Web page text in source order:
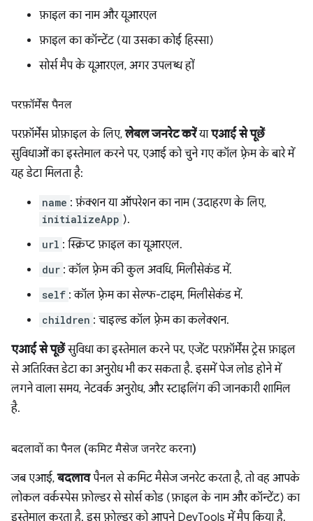
फ़ाइल का नाम और यूआरएल
फ़ाइल का कॉन्टेंट (या उसका कोई हिस्सा)
सोर्स मैप के यूआरएल, अगर उपलब्ध हों
परफ़ॉर्मेंस पैनल
परफ़ॉर्मेंस प्रोफ़ाइल के लिए,लेबल जनरेट करेंयाएआई से पूछें
सुविधाओं का इस्तेमाल करने पर, एआई को चुने गए कॉल फ़्रेम के बारे में
यह डेटा मिलता है:
name : फ़ंक्शन या ऑपरेशन का नाम (उदाहरण के लिए,
initializeApp ).
url : स्क्रिप्ट फ़ाइल का यूआरएल.
dur : कॉल फ़्रेम की कुल अवधि, मिलीसेकंड में.
self : कॉल फ़्रेम का सेल्फ-टाइम, मिलीसेकंड में.
children : चाइल्ड कॉल फ़्रेम का कलेक्शन.
एआई से पूछेंसुविधा का इस्तेमाल करने पर, एजेंट परफ़ॉर्मेंस ट्रेस फ़ाइल
से अतिरिक्त डेटा का अनुरोध भी कर सकता है. इसमें पेज लोड होने में
लगने वाला समय, नेटवर्क अनुरोध, और स्टाइलिंग की जानकारी शामिल
है.
बदलावों का पैनल (कमिट मैसेज जनरेट करना)
जब एआई,बदलावपैनल से कमिट मैसेज जनरेट करता है, तो वह आपके
लोकल वर्कस्पेस फ़ोल्डर से सोर्स कोड (फ़ाइल के नाम और कॉन्टेंट) का
इस्तेमाल करता है. इस फ़ोल्डर को आपने DevTools में मैप किया है.